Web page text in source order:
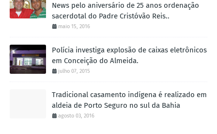
News pelo aniversário de 25 anos ordenação
sacerdotal do Padre Cristóvão Reis..
maio 15, 2016
Polícia investiga explosão de caixas eletrônicos
em Conceição do Almeida.
julho 07, 2015
Tradicional casamento indígena é realizado em
aldeia de Porto Seguro no sul da Bahia
agosto 03, 2016